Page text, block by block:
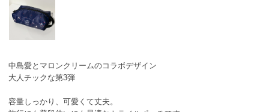
中島愛とマロンクリームのコラボデザイン
大人チックな第3弾
容量しっかり、可愛くて丈夫。